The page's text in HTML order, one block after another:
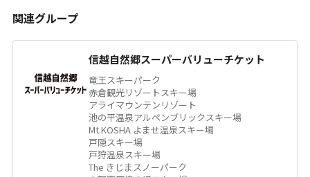
関連グループ
信越自然郷スーパーバリューチケット
竜王スキーパーク
赤倉観光リゾートスキー場
アライマウンテンリゾート
池の平温泉アルペンブリックスキー場
Mt.KOSHA よませ温泉スキー場
戸隠スキー場
戸狩温泉スキー場
The きじまスノーパーク